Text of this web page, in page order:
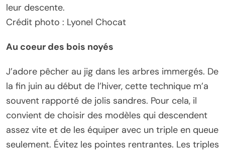
leur descente.
Crédit photo : Lyonel Chocat
Au coeur des bois noyés
J’adore pêcher au jig dans les arbres immergés. De
la fin juin au début de l’hiver, cette technique m’a
souvent rapporté de jolis sandres. Pour cela, il
convient de choisir des modèles qui descendent
assez vite et de les équiper avec un triple en queue
seulement. Évitez les pointes rentrantes. Les triples